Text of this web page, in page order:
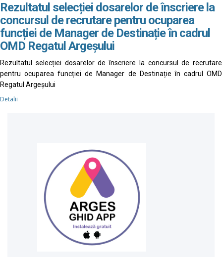
Rezultatul selecției dosarelor de înscriere la
concursul de recrutare pentru ocuparea
funcției de Manager de Destinație în cadrul
OMD Regatul Argeșului
Rezultatul selecției dosarelor de înscriere la concursul de recrutare
pentru ocuparea funcției de Manager de Destinație în cadrul OMD
Regatul Argeșului
Detalii